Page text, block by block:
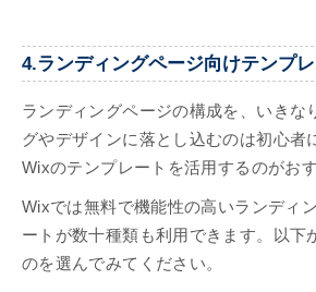
4.ランディングページ向けテンプ
ランディングページの構成を、いきな
グやデザインに落とし込むのは初心者
Wixのテンプレートを活用するのがおす
Wixでは無料で機能性の高いランディ
ートが数十種類も利用できます。以下
のを選んでみてください。